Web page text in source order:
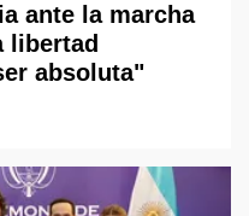
ante la marcha
libertad
absoluta"